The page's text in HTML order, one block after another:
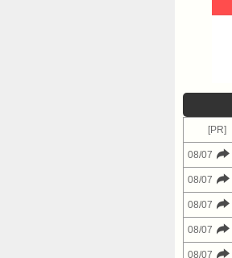
[PR]
08/07
08/07
08/07
08/07
08/07